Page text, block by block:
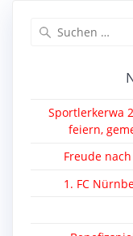
Sportlerkerwa
feiern,
Freude
1. FC